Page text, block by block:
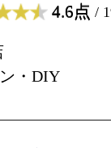
4.6点 /
・DIY